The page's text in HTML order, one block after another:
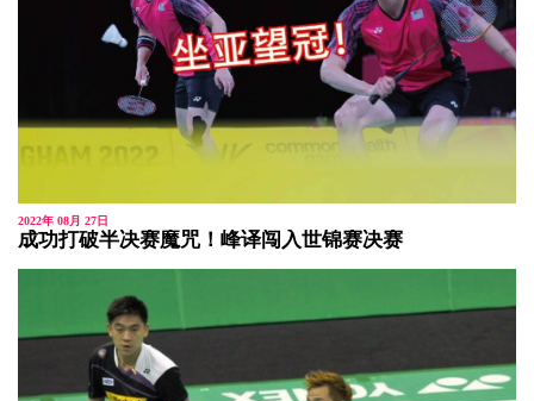
2022年 08月 27日
成功打破半决赛魔咒！峰译闯入世锦赛决赛